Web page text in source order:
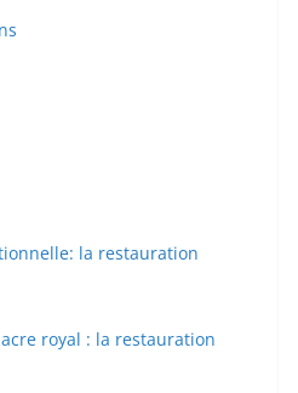
la restauration
royal : la restauration